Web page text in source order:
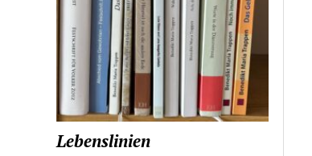
Lebenslinien